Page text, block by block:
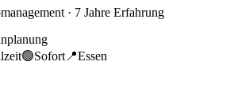
· 7 Jahre Erfahrung
🟢Sofort 📍Essen